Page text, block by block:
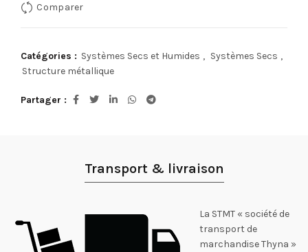
Comparer
Catégories : Systèmes Secs et Humides , Systèmes Secs ,
Structure métallique
Partager
Transport & livraison
La STMT « société de
transport de
marchandise Thyna »